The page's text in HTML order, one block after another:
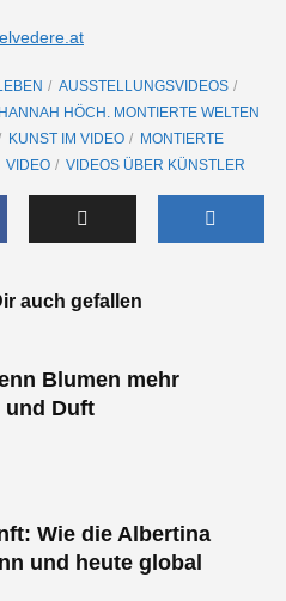
AUSSTELLUNGSVIDEOS
HANNAH HÖCH. MONTIERTE WELTEN
KUNST IM VIDEO
MONTIERTE
VIDEO VIDEOS ÜBER KÜNSTLER
auch gefallen
Blumen mehr
und Duft
Wie die Albertina
und heute global